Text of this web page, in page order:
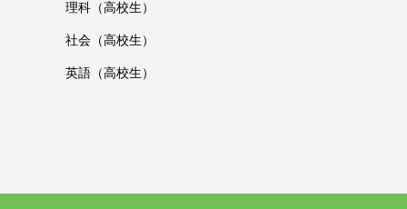
理科（高校生）
社会（高校生）
英語（高校生）